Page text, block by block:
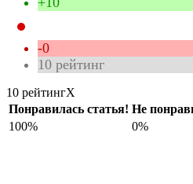
-0
10 рейтинг
10 рейтингX
Понравилась статья! Не
100%
0%